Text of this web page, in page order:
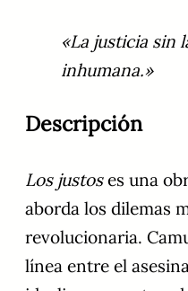
«La justicia sin
inhumana.»
Descripción
Los justoses una
aborda los dilemas
revolucionaria.
línea entre el